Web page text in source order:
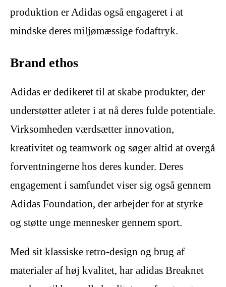
produktion er Adidas også engageret i at
mindske deres miljømæssige fodaftryk.
Brand ethos
Adidas er dedikeret til at skabe produkter, der
understøtter atleter i at nå deres fulde potentiale.
Virksomheden værdsætter innovation,
kreativitet og teamwork og søger altid at overgå
forventningerne hos deres kunder. Deres
engagement i samfundet viser sig også gennem
Adidas Foundation, der arbejder for at styrke
og støtte unge mennesker gennem sport.
Med sit klassiske retro-design og brug af
materialer af høj kvalitet, har adidas Breaknet